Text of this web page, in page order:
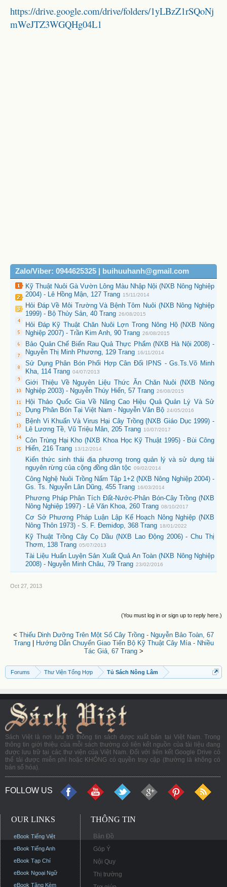
https://drive.google.com/drive/folders/1yLBzZ1rSQoNj
mWeJTZ3WGQHg04L1
Zalo/Viber: 0944625325 | buihuuhanh@gmail.com
Kỹ Thuật Nuôi Gà Vườn Lông Màu Nhập Nội (NXB Nông Nghiệp
2004) - Lê Hồng Mận, 127 Trang 15/11/2014
Hỏi Đáp Về Môi Trường Và Bệnh Tôm Nuôi (NXB Nông Nghiệp
1999) - Bộ Thủy Sản, 40 Trang 26/08/2015
Hỏi Đáp Kỹ Thuật Chăn Nuôi Lợn Trong Nông Hộ (NXB Nông
Nghiệp 2007) - Trần Kim Anh, 90 Trang 26/08/2015
Bảo Quản Chế Biến Rau Quả Thực Phẩm (NXB Hà Nội 2008) -
Nguyễn Thị Minh Phương, 129 Trang 16/11/2014
Sử Dụng Phân Bón Phối Hợp Cân Đối IPNS - Gs.Ts.Võ Minh
Kha, 114 Trang 04/07/2013
Giới Thiệu Về Nguyên Liệu Thức Ăn Chăn Nuôi (NXB Nông
Nghiệp 2003) - Nguyễn Thúy Hiển, 57 Trang 26/08/2015
Hội Thảo Quốc Gia Về Nâng Cao Hiệu Quả Quản Lý Và Sử
Dụng Phân Bón Tại Việt Nam - Nguyễn Văn Bộ 24/05/2016
Bệnh Vi Khuẩn Và Virus Hại Cây Trồng (NXB Giáo Dục 1999) -
Lê Lương Tề, Vũ Triệu Mân, 205 Trang 10/07/2017
Côn Trùng Hại Kho (NXB Khoa Học Kỹ Thuật 1995) - Bùi Công
Hiển, 216 Trang 13/12/2014
Kiến thức sinh thái địa phương trong quản lý và sử dụng tài
nguyên rừng của cộng đồng dân tộc 09/02/2014
Công Nghệ Nuôi Trồng Nấm Tập 1+2 (NXB Nông Nghiệp 2004) -
Gs. Ts. Nguyễn Lân Dũng, 455 Trang 16/03/2014
Phương Pháp Phân Tích Đất-Nước-Phân Bón-Cây Trồng (NXB
Nông Nghiệp 1997) - Lê Văn Khoa, 260 Trang 08/10/2017
Cơ Sở Phương Pháp Luận Lập Kế Hoạch Nông Nghiệp (NXB
Nông Thôn 1973) - S. F. Đemiđop, 368 Trang 18/01/2022
Kỹ Thuật Trồng Cây Cọ Dầu (NXB Lao Động 2006) - Chu Thị
Thơm, 138 Trang 05/07/2013
Tài Liệu Huấn Luyện Sản Xuất Quả An Toàn (NXB Nông Nghiệp
2008) - Nguyễn Minh Châu, 79 Trang 23/02/2016
Oct 27, 2013
(You must log in or sign up to reply here.)
< Thiếu Dinh Dưỡng Trên Một Số Cây Trồng - Nguyễn Bảo Toàn, 67
Trang|
Hướng Dẫn Chuyển Giao Tiến Bộ Kỹ Thuật Cây Mía - Nhiều
Tác Giả, 67 Trang>
Forums Thư Viện Tổng Hợp Tủ Sách Nông Lâm
Sách Việt là nơi lưu trữ thông tin sách được xuất bản tại Việt Nam. Trong
thông tin giới thiệu của mỗi sách thường có liên kết nguồn của tài liệu đang
được lưu trữ tại các thư viện của Việt Nam. Đối với liên kết Google Drive có
thể tải được miễn phí hoặc KHÔNG có quyền truy cập (thường là không có
bản số hóa).
FOLLOW US
OUR LINKS
eBook Tiếng Việt
eBook Tiếng Anh
eBook Tạp Chí
eBook Ngoại Ngữ
eBook Tặng Kèm
THÔNG TIN
Bản Đồ
Góp Ý
Nội Quy
Thị trường